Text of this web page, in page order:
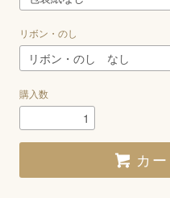
リボン・のし
購入数
カ